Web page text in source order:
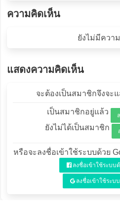
ความคิดเห็น
ยังไม่มีควา
แสดงความคิดเห็น
จะต้องเป็นสมาชิกจึงจะ
เป็นสมาชิกอยู่แล้ว
ยังไม่ได้เป็นสมาชิก
หรือจะลงชื่อเข้าใช้ระบบด้วย
ลงชื่อเข้าใช้ระบบ
ลงชื่อเข้าใช้ระบ